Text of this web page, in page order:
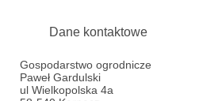
Dane kontaktowe
Gospodarstwo ogrodnicze
Paweł Gardulski
ul Wielkopolska 4a